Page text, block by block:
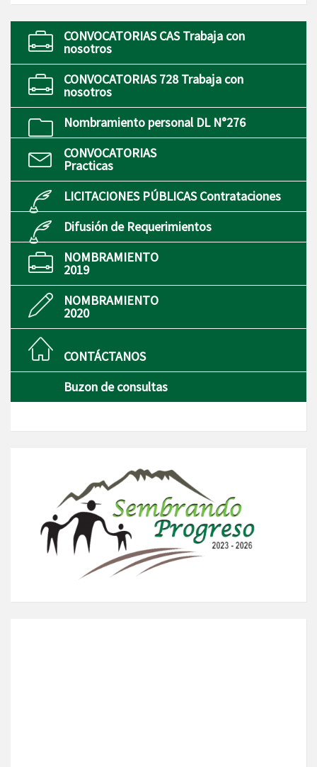
CONVOCATORIAS CAS Trabaja con
nosotros
CONVOCATORIAS 728 Trabaja con
nosotros
Nombramiento personal DL N°276
CONVOCATORIAS
Practicas
LICITACIONES PÚBLICAS Contrataciones
Difusión de Requerimientos
NOMBRAMIENTO
2019
NOMBRAMIENTO
2020
CONTÁCTANOS
Buzon de consultas